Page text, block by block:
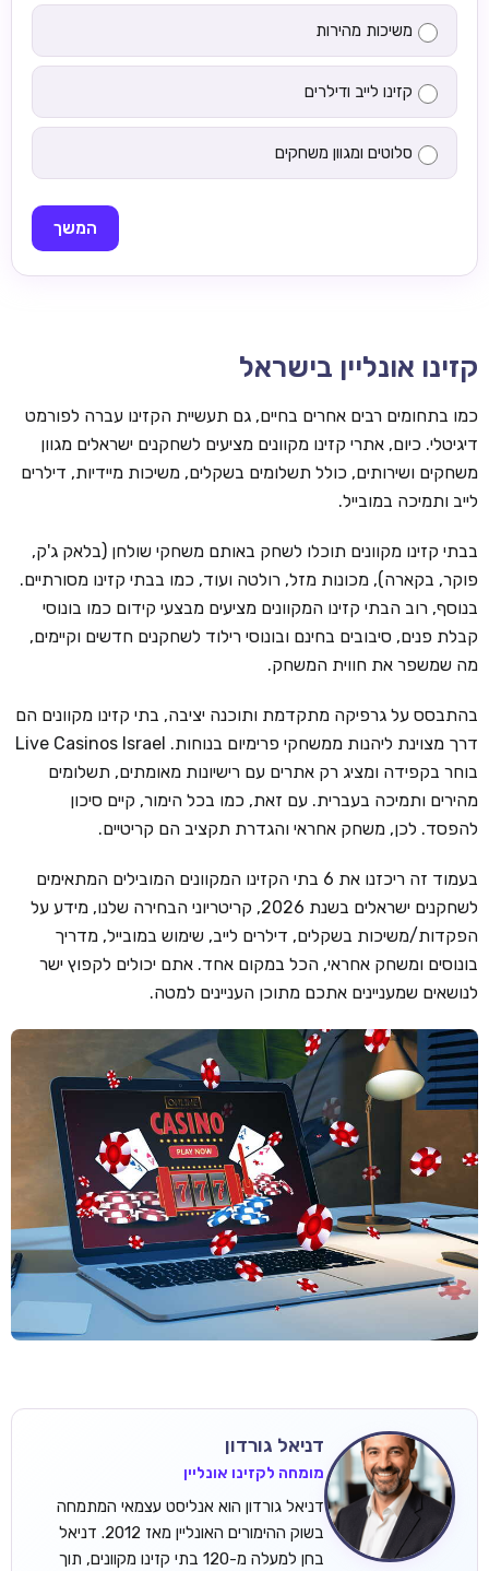
משיכות מהירות
קזינו לייב ודילרים
סלוטים ומגוון משחקים
המשך
קזינו אונליין בישראל
כמו בתחומים רבים אחרים בחיים, גם תעשיית הקזינו עברה לפורמט
דיגיטלי. כיום, אתרי קזינו מקוונים מציעים לשחקנים ישראלים מגוון
משחקים ושירותים, כולל תשלומים בשקלים, משיכות מיידיות, דילרים
לייב ותמיכה במובייל.
בבתי קזינו מקוונים תוכלו לשחק באותם משחקי שולחן (בלאק ג'ק,
פוקר, בקארה), מכונות מזל, רולטה ועוד, כמו בבתי קזינו מסורתיים.
בנוסף, רוב הבתי קזינו המקוונים מציעים מבצעי קידום כמו בונוסי
קבלת פנים, סיבובים בחינם ובונוסי רילוד לשחקנים חדשים וקיימים,
מה שמשפר את חווית המשחק.
בהתבסס על גרפיקה מתקדמת ותוכנה יציבה, בתי קזינו מקוונים הם
דרך מצוינת ליהנות ממשחקי פרימיום בנוחות. Live Casinos Israel
בוחר בקפידה ומציג רק אתרים עם רישיונות מאומתים, תשלומים
מהירים ותמיכה בעברית. עם זאת, כמו בכל הימור, קיים סיכון
להפסד. לכן, משחק אחראי והגדרת תקציב הם קריטיים.
בעמוד זה ריכזנו את 6 בתי הקזינו המקוונים המובילים המתאימים
לשחקנים ישראלים בשנת 2026, קריטריוני הבחירה שלנו, מידע על
הפקדות/משיכות בשקלים, דילרים לייב, שימוש במובייל, מדריך
בונוסים ומשחק אחראי, הכל במקום אחד. אתם יכולים לקפוץ ישר
לנושאים שמעניינים אתכם מתוכן העניינים למטה.
דניאל גורדון
מומחה לקזינו אונליין
דניאל גורדון הוא אנליסט עצמאי המתמחה
בשוק ההימורים האונליין מאז 2012. דניאל
בחן למעלה מ-120 בתי קזינו מקוונים, תוך